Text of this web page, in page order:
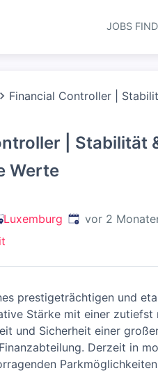
JOBS
Financial Controller |
| Stabilität
Werte
Luxemburg Veröffentlicht:
vor 2
prestigeträchtigen und
Stärke mit einer zutiefst
und Sicherheit einer
Derzeit in